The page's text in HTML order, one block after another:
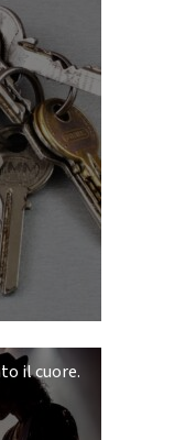
il cuore.